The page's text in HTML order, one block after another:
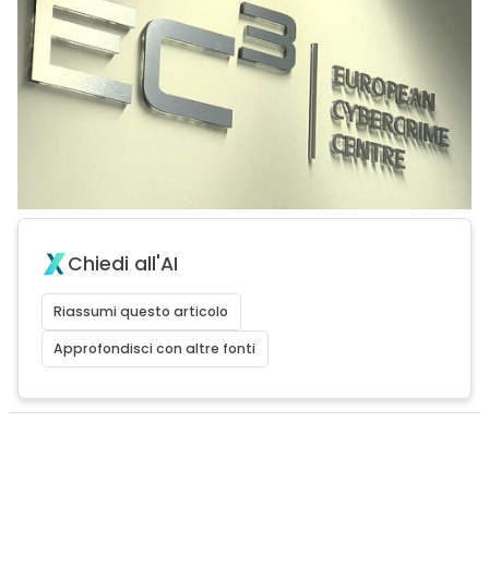
Chiedi all'AI
Riassumi questo articolo
Approfondisci con altre fonti